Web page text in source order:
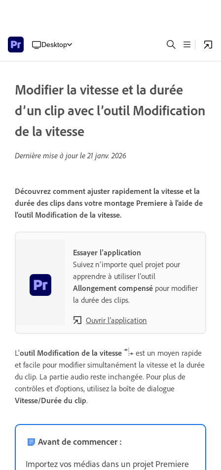
Desktop
Modifier la vitesse et la durée
d’un clip avec l’outil Modification
de la vitesse
Dernière mise à jour le21 janv. 2026
Découvrez comment ajuster rapidement la vitesse et la
durée des clips dans votre montage Premiere à l'aide de
l'outil Modification de la vitesse.
Essayer l’application
Suivez n’importe quel projet pour
apprendre à utiliser l’outil
Allongement compensé pour modifier
la durée des clips.
Ouvrir l’application
L'outil Modification de la vitesse
est un moyen rapide
et facile pour modifier simultanément la vitesse et la durée
du clip. La partie audio reste inchangée. Pour plus de
contrôles et d'options, utilisez la boîte de dialogue
Vitesse/Durée du clip.
Avant de commencer :
Importez vos médias dans un projet Premiere